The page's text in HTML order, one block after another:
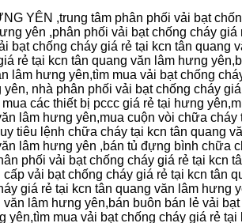
YÊN ,trung tâm phân phối vải bạt
yên ,phân phối vải bạt chống cháy
chống cháy giá rẻ tại kcn tân quang
rẻ tại kcn tân quang văn lâm hưng
hưng yên,tìm mua vải bạt chống
nhà phân phối vải bạt chống cháy
các thiết bị pccc giá rẻ tại hưng
lâm hưng yên,mua cuộn vòi chữa
tiêu lệnh chữa cháy tại kcn tân quang
lâm hưng yên ,bán tủ đựng bình chữa
phối vải bạt chống cháy giá rẻ tại kcn
vải bạt chống cháy giá rẻ tại kcn tân
giá rẻ tại kcn tân quang văn lâm hưng
lâm hưng yên,bán buôn bán lẻ vải
mua vải bạt chống cháy giá rẻ